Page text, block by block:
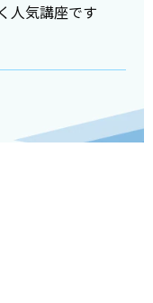
人気講座です